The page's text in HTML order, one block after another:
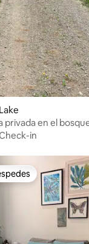
privada en el
in
preferido